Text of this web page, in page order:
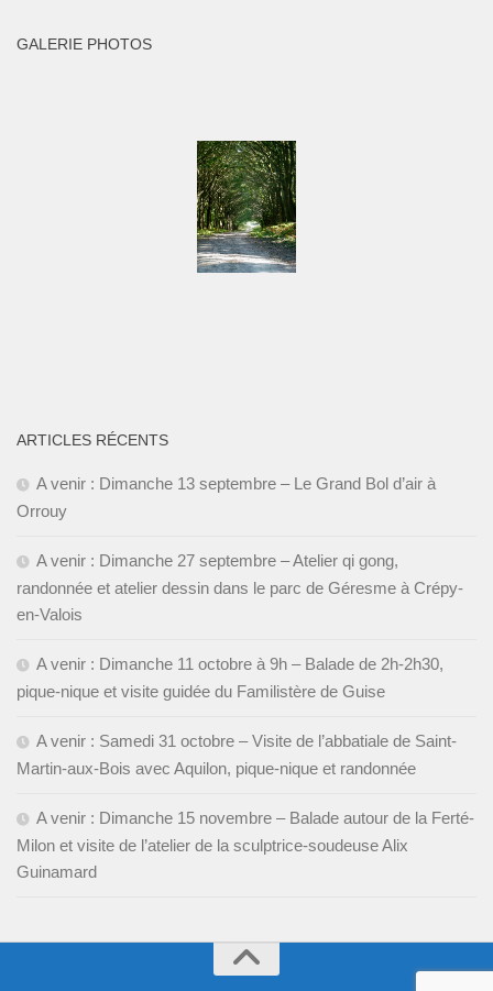
GALERIE PHOTOS
ARTICLES RÉCENTS
A venir : Dimanche 13 septembre – Le Grand Bol d’air à
Orrouy
A venir : Dimanche 27 septembre – Atelier qi gong,
randonnée et atelier dessin dans le parc de Géresme à Crépy-
en-Valois
A venir : Dimanche 11 octobre à 9h – Balade de 2h-2h30,
pique-nique et visite guidée du Familistère de Guise
A venir : Samedi 31 octobre – Visite de l’abbatiale de Saint-
Martin-aux-Bois avec Aquilon, pique-nique et randonnée
A venir : Dimanche 15 novembre – Balade autour de la Ferté-
Milon et visite de l’atelier de la sculptrice-soudeuse Alix
Guinamard